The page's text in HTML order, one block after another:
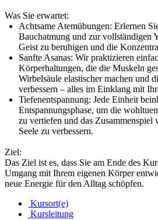
Was Sie erwartet:
Achtsame Atemübungen: Erlernen
Bauchatmung und zur vollständigen
Geist zu beruhigen und die
Sanfte Asanas: Wir praktizieren
Körperhaltungen, die die Muskeln
Wirbelsäule elastischer machen und
verbessern – alles im Einklang mit
Tiefenentspannung: Jede Einheit
Entspannungsphase, um die
zu vertiefen und das Zusammenspiel
Seele zu verbessern.
Ziel:
Das Ziel ist es, dass Sie am Ende des
Umgang mit Ihrem eigenen Körper
neue Energie für den Alltag schöpfen.
Kursort(e)
Kursleitung